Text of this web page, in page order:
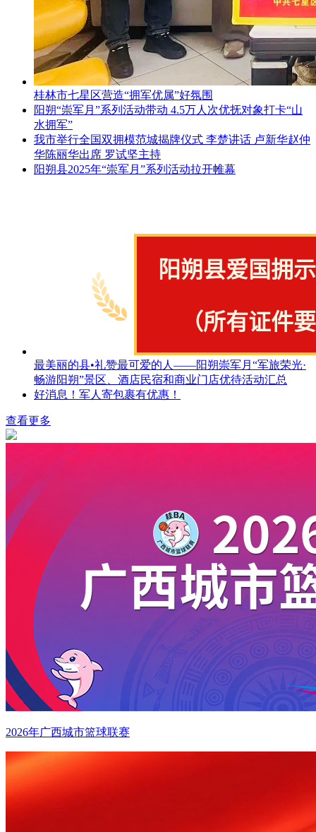
桂林市七星区营造“拥军优属”好氛围
阳朔“崇军月”系列活动带动 4.5万人次优抚对象打卡“山
水拥军”
我市举行全国双拥模范城揭牌仪式 李楚讲话 卢新华赵仲
华陈丽华出席 罗试坚主持
阳朔县2025年“崇军月”系列活动拉开帷幕
最美丽的县•礼赞最可爱的人——阳朔崇军月“军旅荣光·
畅游阳朔”景区、酒店民宿和商业门店优待活动汇总
好消息！军人寄包裹有优惠！
查看更多
2026年广西城市篮球联赛